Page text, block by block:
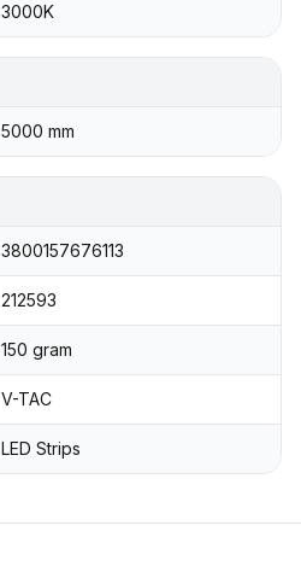
3000K
5000 mm
3800157676113
212593
150 gram
V-TAC
LED Strips